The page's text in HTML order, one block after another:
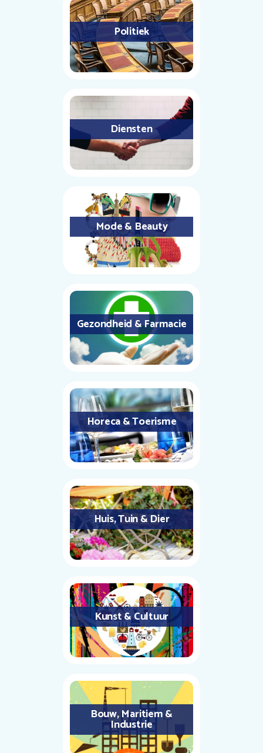
Politiek
Diensten
Mode & Beauty
Gezondheid & Farmacie
Horeca & Toerisme
Huis, Tuin & Dier
Kunst & Cultuur
Bouw, Maritiem &
Industrie